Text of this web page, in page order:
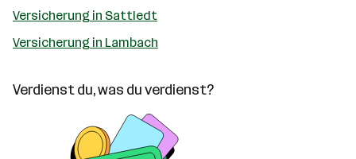
Versicherung in Sattledt
Versicherung in Lambach
Verdienst du, was du verdienst?